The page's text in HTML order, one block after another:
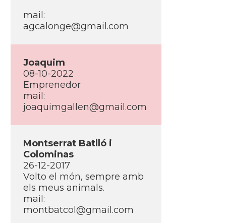
mail:
agcalonge@gmail.com
Joaquim
08-10-2022
Emprenedor
mail:
joaquimgallen@gmail.com
Montserrat Batlló i
Colominas
26-12-2017
Volto el món, sempre amb
els meus animals.
mail:
montbatcol@gmail.com